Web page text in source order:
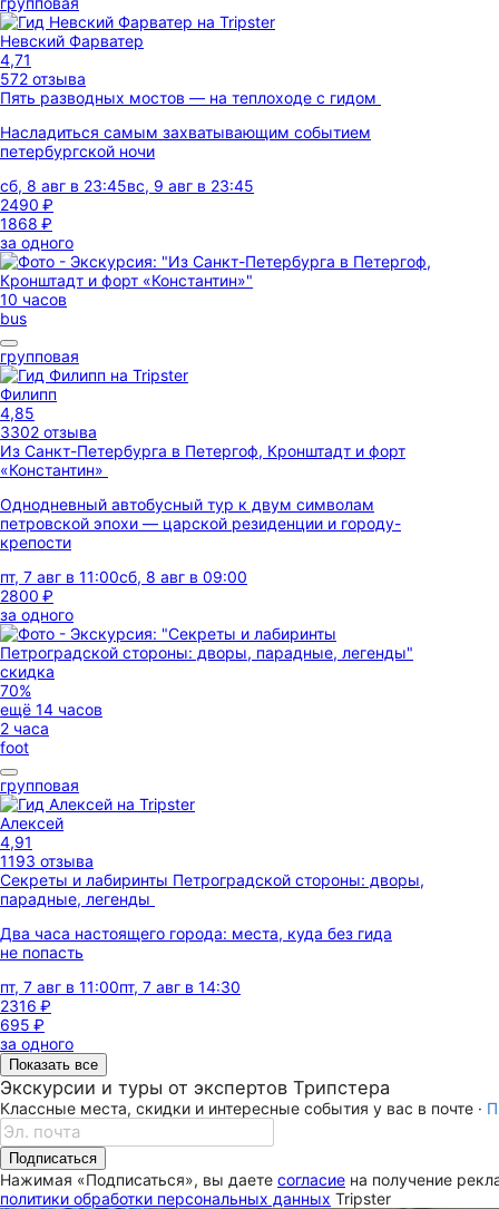
Невский Фарватер
4,71
572 отзыва
Пять разводных мостов — на теплоходе с гидом
Насладиться самым захватывающим событием
петербургской ночи
сб, 8 авг в 23:45вс, 9 авг в 23:45
2490 ₽
1868 ₽
за одного
10 часов
bus
групповая
Филипп
4,85
3302 отзыва
Из Санкт-Петербурга в Петергоф, Кронштадт и форт
«Константин»
Однодневный автобусный тур к двум символам
петровской эпохи — царской резиденции и городу-
крепости
пт, 7 авг в 11:00сб, 8 авг в 09:00
2800 ₽
за одного
скидка
70%
ещё 14 часов
2 часа
foot
групповая
Алексей
4,91
1193 отзыва
Секреты и лабиринты Петроградской стороны: дворы,
парадные, легенды
Два часа настоящего города: места, куда без гида
не попасть
пт, 7 авг в 11:00пт, 7 авг в 14:30
2316 ₽
695 ₽
за одного
Показать все
Экскурсии и туры от экспертов Трипстера
Классные места, скидки и интересные события у вас в почте ·
Подписаться
Нажимая «Подписаться», вы даете согласие на получение
политики обработки персональных данных Tripster